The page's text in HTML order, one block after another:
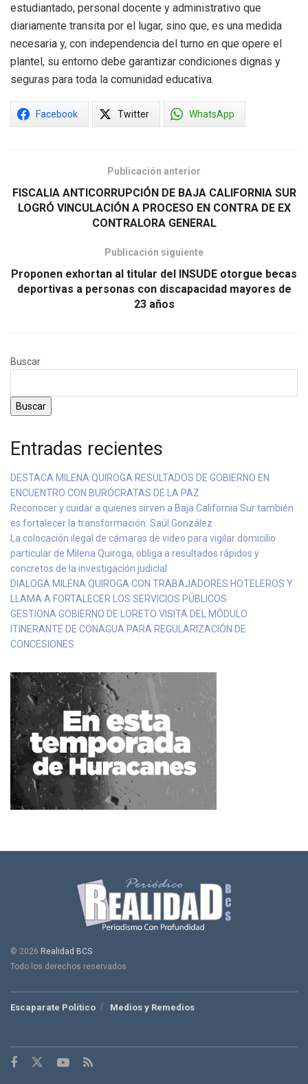
estudiantado, personal docente y administrativo que
diariamente transita por el lugar, sino que, es una medida
necesaria y, con independencia del turno en que opere el
plantel, su entorno debe garantizar condiciones dignas y
seguras para toda la comunidad educativa.
Facebook Twitter WhatsApp
Publicación anterior
FISCALIA ANTICORRUPCIÓN DE BAJA CALIFORNIA SUR
LOGRÓ VINCULACIÓN A PROCESO EN CONTRA DE EX
CONTRALORA GENERAL
Publicación siguiente
Proponen exhortan al titular del INSUDE otorgue becas
deportivas a personas con discapacidad mayores de
23 años
Buscar
Buscar
Entradas recientes
DESTACA MILENA QUIROGA RESULTADOS DE GOBIERNO EN
ENCUENTRO CON BURÓCRATAS DE LA PAZ
Reconocer y cuidar a quienes sirven a Baja California Sur también
es fortalecer la transformación: Saúl González
La colocación ilegal de cámaras de video para vigilar domicilio
particular de Milena Quiroga, obliga a resultados rápidos y
concretos de la investigación judicial
DIALOGA MILENA QUIROGA CON TRABAJADORES HOTELEROS Y
LLAMA A FORTALECER LOS SERVICIOS PÚBLICOS
GESTIONA GOBIERNO DE LORETO VISITA DEL MÓDULO
ITINERANTE DE CONAGUA PARA REGULARIZACIÓN DE
CONCESIONES
© 2026 Realidad BCS
Todo los derechos reservados
Escaparate Político Medios y Remedios